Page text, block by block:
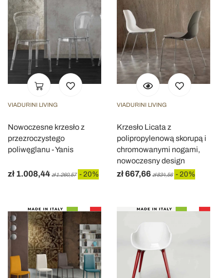
VIADURINI LIVING
Nowoczesne krzesło z
przezroczystego
poliwęglanu - Yanis
zł 1.008,44 zł 1.260,57 - 20%
VIADURINI LIVING
Krzesło Licata z
polipropylenową skorupą i
chromowanymi nogami,
nowoczesny design
zł 667,66 zł 834,56 - 20%